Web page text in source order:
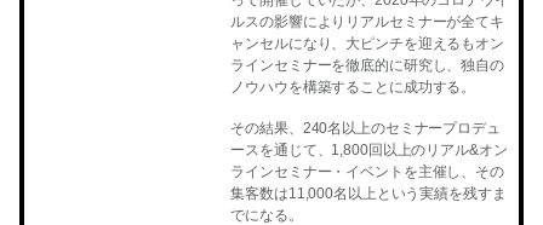
ルスの影響によりリアルセミナーが全てキ
ャンセルになり、大ピンチを迎えるもオン
ラインセミナーを徹底的に研究し、独自の
ノウハウを構築することに成功する。
その結果、240名以上のセミナープロデュ
ースを通じて、1,800回以上のリアル&オン
ラインセミナー・イベントを主催し、その
集客数は11,000名以上という実績を残すま
でになる。